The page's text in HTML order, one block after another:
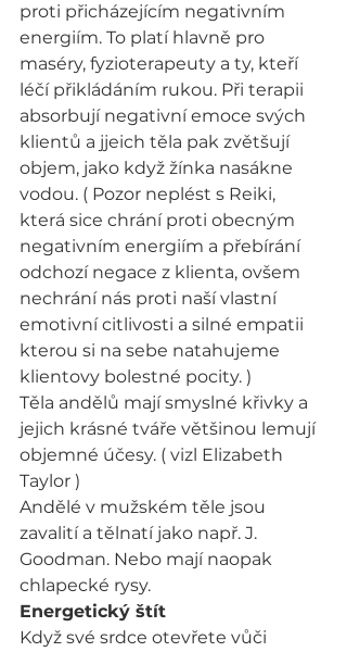
proti přicházejícím negativním
energiím. To platí hlavně pro
maséry, fyzioterapeuty a ty, kteří
léčí přikládáním rukou. Při terapii
absorbují negativní emoce svých
klientů a jjeich těla pak zvětšují
objem, jako když žínka nasákne
vodou. ( Pozor neplést s Reiki,
která sice chrání proti obecným
negativním energiím a přebírání
odchozí negace z klienta, ovšem
nechrání nás proti naší vlastní
emotivní citlivosti a silné empatii
kterou si na sebe natahujeme
klientovy bolestné pocity. )
Těla andělů mají smyslné křivky a
jejich krásné tváře většinou lemují
objemné účesy. ( vizl Elizabeth
Taylor )
Andělé v mužském těle jsou
zavalití a tělnatí jako např. J.
Goodman. Nebo mají naopak
chlapecké rysy.
Energetický štít
Když své srdce otevřete vůči